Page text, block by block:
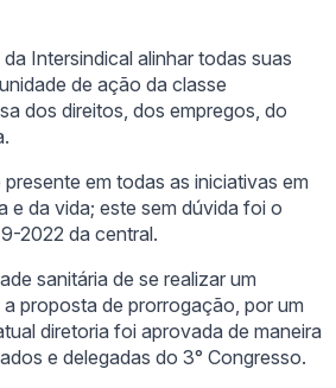
Intersindical alinhar todas suas
de ação da classe
dos direitos, dos empregos, do
em todas as iniciativas em
e da vida; este sem dúvida foi o
2022 da central.
sanitária de se realizar um
proposta de prorrogação, por um
diretoria foi aprovada de maneira
e delegadas do 3° Congresso.